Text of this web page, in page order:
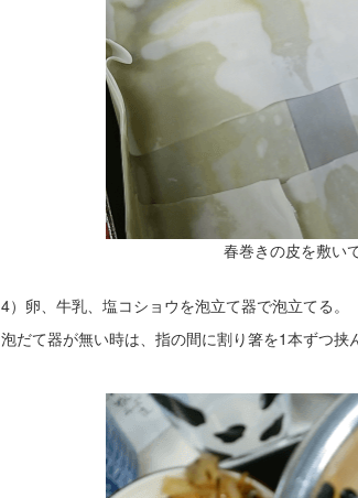
春巻きの皮を敷い
4）卵、牛乳、塩コショウを泡立て器で泡立てる。
泡だて器が無い時は、指の間に割り箸を1本ずつ挟